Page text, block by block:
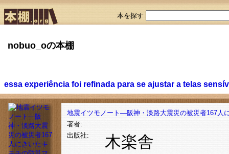
本を探す
nobuo_oの本棚
essa experiência foi refinada para se ajustar a telas
地震イツモノート―阪神・淡路大震災の被災者167人
著者:
出版社:
木楽舎